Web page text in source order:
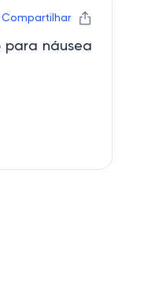
Compartilhar
para náusea